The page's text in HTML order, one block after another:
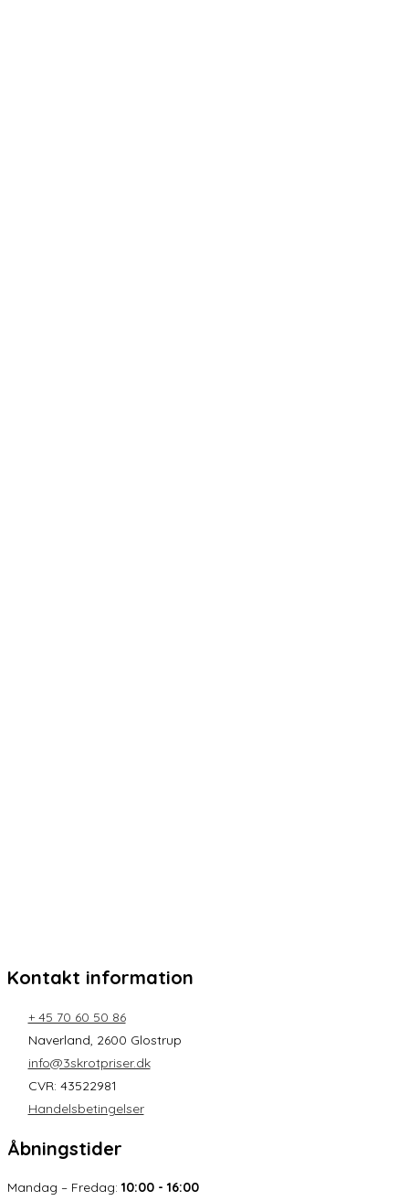
Kontakt information
+ 45 70 60 50 86
Naverland, 2600 Glostrup
info@3skrotpriser.dk
CVR: 43522981
Handelsbetingelser
Åbningstider
Mandag – Fredag: 10:00 - 16:00